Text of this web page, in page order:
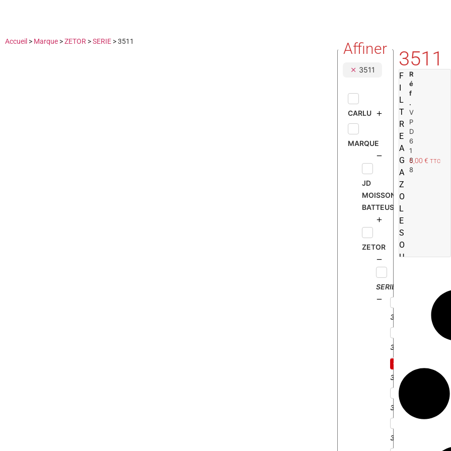
Accueil > Marque >ZETOR >SERIE >3511 Affiner
3511
CARLU
MARQUE
JD
MOISSONNEUSE
BATTEUSE
ZETOR
SERIE
3011
3045
3511
3513
3545
3511
F
I
L
T
R
E
A
G
A
Z
O
L
E
S
O
U
R
é
f
.
V
P
D
6
1
8
8
6,00 € TTC